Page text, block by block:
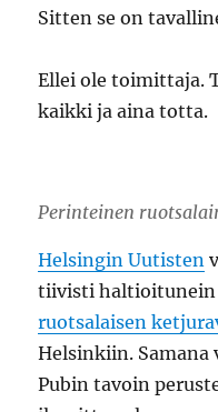
Sitten se on
Ellei ole toimittaja.
kaikki ja aina totta.
Perinteinen
Helsingin Uutisten
tiivisti
ruotsalaisen
Helsinkiin. Samana
Pubin tavoin